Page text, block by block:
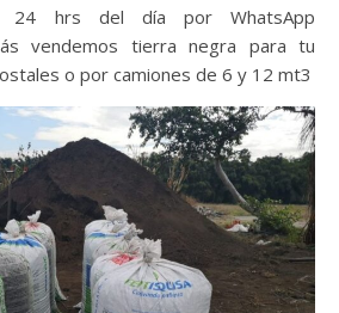
24 hrs del día por WhatsApp
vendemos tierra negra para tu
o por camiones de 6 y 12 mt3